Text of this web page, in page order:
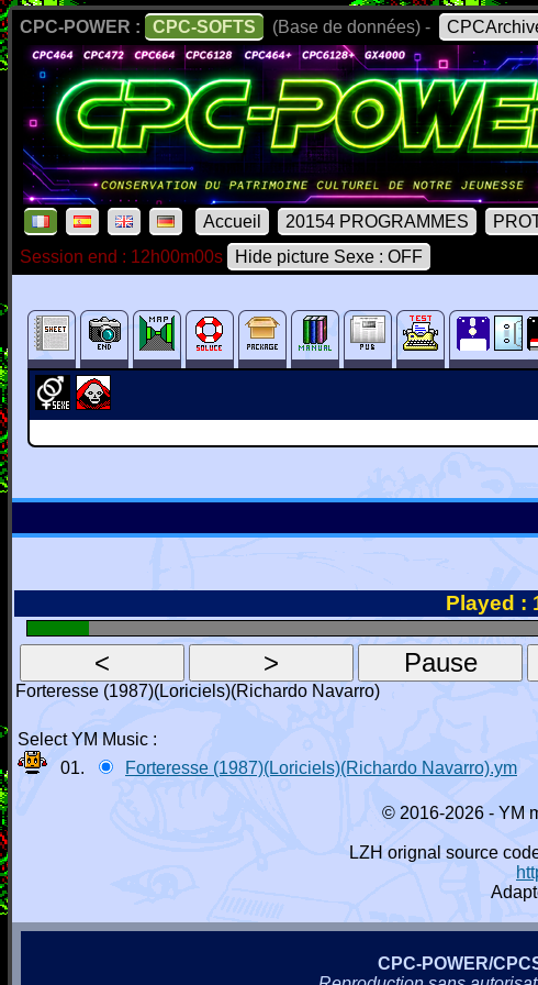
CPC-POWER : CPC-SOFTS (Base de données) -
Accueil 20154 PROGRAMMES
Session end : 12h00m00s
Hide picture Sexe : OFF
Played :
Forteresse (1987)(Loriciels)(Richardo Navarro)
Select YM Music :
01.
Forteresse (1987)(Loriciels)(Richardo Navarro).ym
© 2016-2026 - YM
LZH orignal source
CPC-POWER/